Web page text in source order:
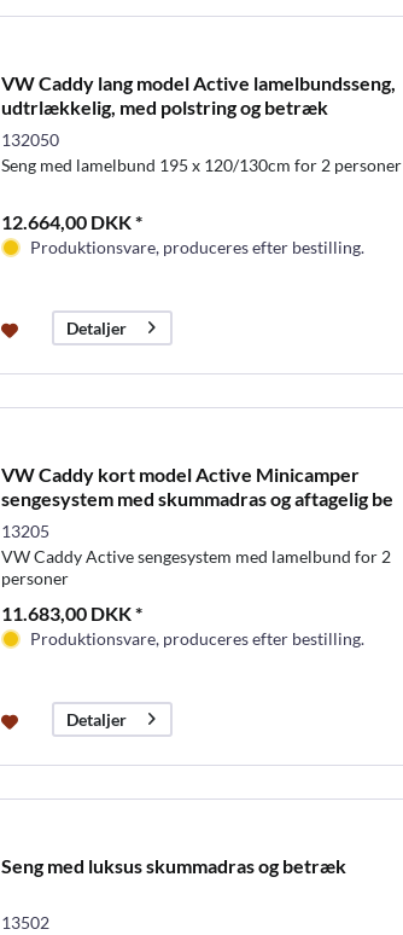
VW Caddy lang model Active lamelbundsseng,
udtrlækkelig, med polstring og betræk
132050
Seng med lamelbund 195 x 120/130cm for 2 personer
12.664,00 DKK *
Produktionsvare, produceres efter bestilling.
Detaljer
VW Caddy kort model Active Minicamper
sengesystem med skummadras og aftagelig be
13205
VW Caddy Active sengesystem med lamelbund for 2
personer
11.683,00 DKK *
Produktionsvare, produceres efter bestilling.
Detaljer
Seng med luksus skummadras og betræk
13502